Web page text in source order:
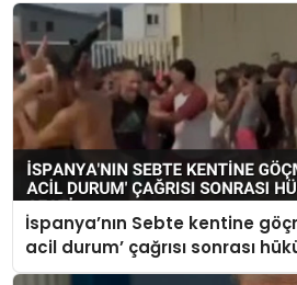
İspanya’nın Sebte kentine
acil durum’ çağrısı sonrası
geçti